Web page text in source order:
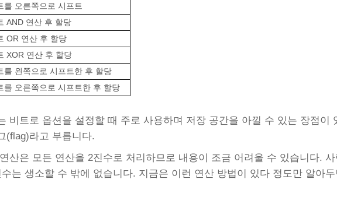
를 오른쪽으로 시프트
AND 연산 후 할당
OR 연산 후 할당
XOR 연산 후 할당
를 왼쪽으로 시프트한 후 할당
를 오른쪽으로 시프트한 후 할당
비트로 옵션을 설정할 때 주로 사용하며 저장 공간을 아낄 수 있는 장점이
(flag)라고 부릅니다.
산은 모든 연산을 2진수로 처리하므로 내용이 조금 어려울 수 있습니다.
는 생소할 수 밖에 없습니다. 지금은 이런 연산 방법이 있다 정도만 알아